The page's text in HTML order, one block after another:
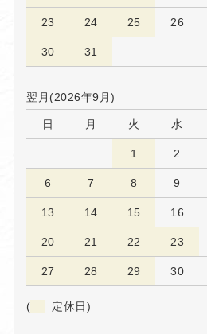
23 24 25 26
30 31
翌月(2026年9月)
日 月 火 水
1 2
6 7 8 9
13 14 15 16
20 21 22 23
27 28 29 30
( 定休日)